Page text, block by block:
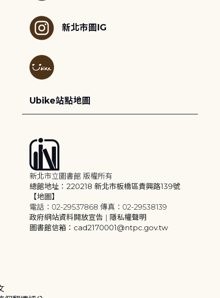
新北市圖IG
Ubike站點地圖
新北市立圖書館 版權所有
總館地址：220218 新北市板橋區貴興路139號
【地圖】
電話：02-29537868 傳真：02-29538139
政府網站資料開放宣告 | 隱私權聲明
圖書館信箱：cad2170001@ntpc.gov.tw